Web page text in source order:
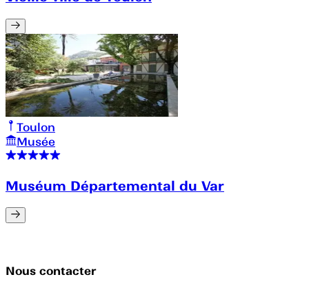
Toulon
Musée
Muséum Départemental du Var
Nous contacter